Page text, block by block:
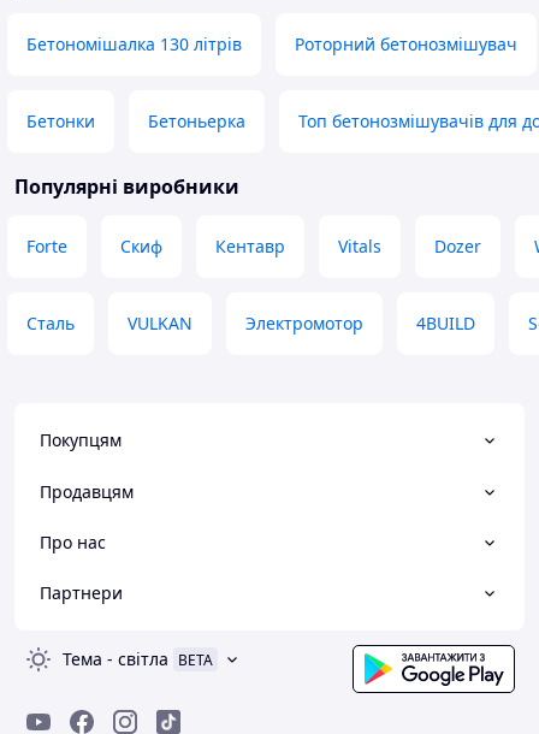
Бетономішалка 130 літрів Роторний бетонозмішувач
Бетонки Бетоньерка Топ бетонозмішувачів для
Популярні виробники
Forte Скиф Кентавр Vitals Dozer
Сталь VULKAN Электромотор 4BUILD
Покупцям
Продавцям
Про нас
Партнери
Тема - світла BETA